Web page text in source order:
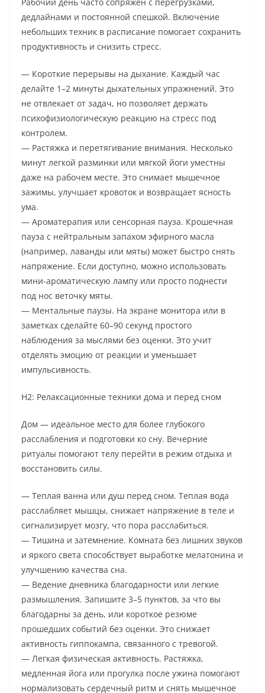
дедлайнами и постоянной спешкой. Включение
небольших техник в расписание помогает сохранить
продуктивность и снизить стресс.
— Короткие перерывы на дыхание. Каждый час
делайте 1–2 минуты дыхательных упражнений. Это
не отвлекает от задач, но позволяет держать
психофизиологическую реакцию на стресс под
контролем.
— Растяжка и перетягивание внимания. Несколько
минут легкой разминки или мягкой йоги уместны
даже на рабочем месте. Это снимает мышечное
зажимы, улучшает кровоток и возвращает ясность
ума.
— Ароматерапия или сенсорная пауза. Крошечная
пауза с нейтральным запахом эфирного масла
(например, лаванды или мяты) может быстро снять
напряжение. Если доступно, можно использовать
мини-ароматическую лампу или просто поднести
под нос веточку мяты.
— Ментальные паузы. На экране монитора или в
заметках сделайте 60–90 секунд простого
наблюдения за мыслями без оценки. Это учит
отделять эмоцию от реакции и уменьшает
импульсивность.
H2: Релаксационные техники дома и перед сном
Дом — идеальное место для более глубокого
расслабления и подготовки ко сну. Вечерние
ритуалы помогают телу перейти в режим отдыха и
восстановить силы.
— Теплая ванна или душ перед сном. Теплая вода
расслабляет мышцы, снижает напряжение в теле и
сигнализирует мозгу, что пора расслабиться.
— Тишина и затемнение. Комната без лишних звуков
и яркого света способствует выработке мелатонина и
улучшению качества сна.
— Ведение дневника благодарности или легкие
размышления. Запишите 3–5 пунктов, за что вы
благодарны за день, или короткое резюме
прошедших событий без оценки. Это снижает
активность гиппокампа, связанного с тревогой.
— Легкая физическая активность. Растяжка,
медленная йога или прогулка после ужина помогают
нормализовать сердечный ритм и снять мышечное